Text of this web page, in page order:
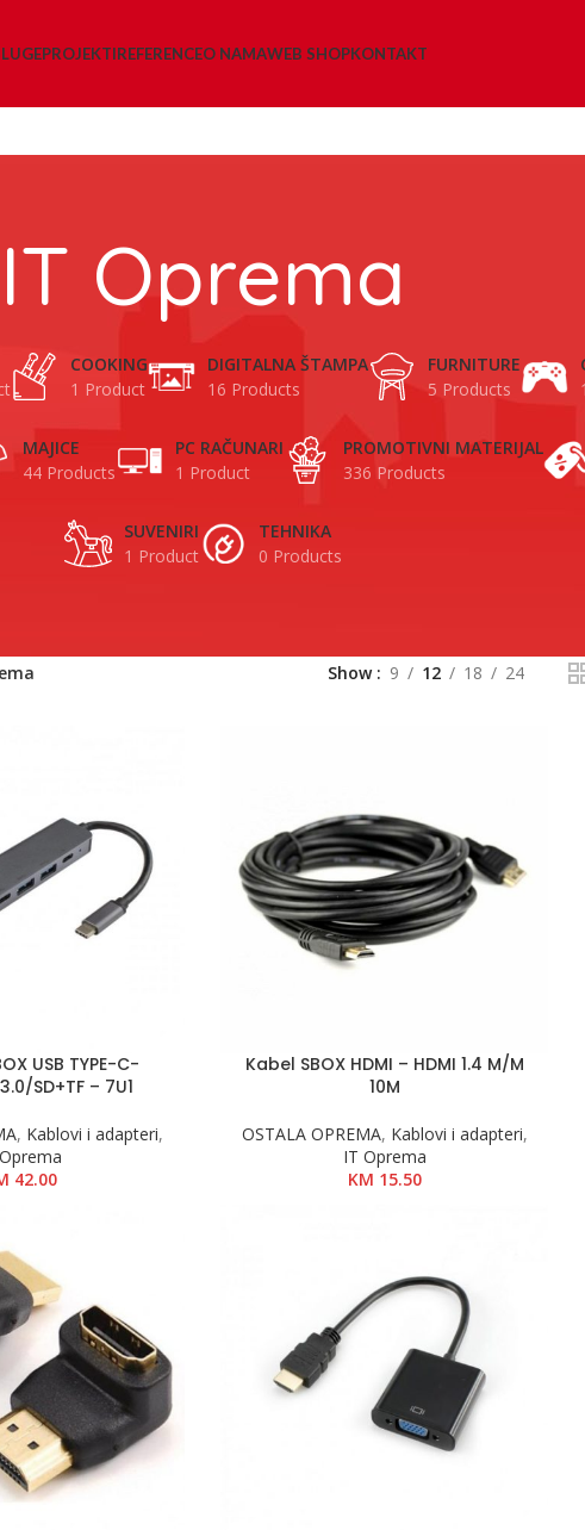
PROJEKTIREFERENCEO NAMAWEB SHOPKONTAKT
IT Oprema
COOKING
1 Product
DIGITALNA ŠTAMPA
16 Products
FURNITURE
5 Products
MAJICE
44 Products
PC RAČUNARI
1 Product
PROMOTIVNI MATERIJAL
336 Products
SUVENIRI
1 Product
TEHNIKA
0 Products
Show 9 12 18 24
USB TYPE-C-
SD+TF – 7U1
, Kablovi i adapteri,
42.00
Kabel SBOX HDMI – HDMI 1.4 M/M
10M
OSTALA OPREMA, Kablovi i adapteri,
IT Oprema
KM 15.50